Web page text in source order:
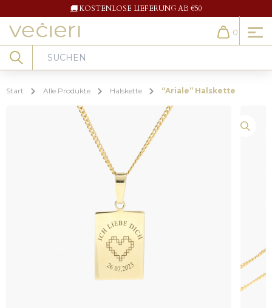
🚚KOSTENLOSE LIEFERUNG AB €50
Search
Cart
0
Start Alle Produkte Halskette “Ariale” Halskette